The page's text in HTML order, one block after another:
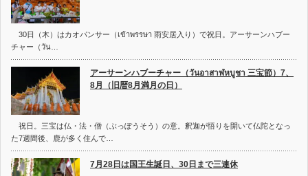
30日（木）はカオパンサー（เข้าพรรษา 雨安居入り）で祝日。アーサーンハブー
チャー（วัน…
アーサーンハブーチャー（วันอาสาฬหบูชา 三宝節）7、
8月（旧暦8月満月の日）
祝日。三宝は仏・法・僧（ぶっぽうそう）の意。釈迦が悟りを開いて仏陀となっ
た7週間後、鹿が多く住んで…
7月28日は国王生誕日、30日まで三連休